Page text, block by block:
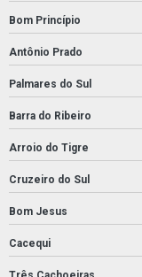
Bom Princípio
Antônio Prado
Palmares do Sul
Barra do Ribeiro
Arroio do Tigre
Cruzeiro do Sul
Bom Jesus
Cacequi